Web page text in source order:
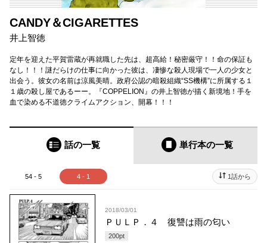
CANDY＆CIGARETTES
井上智徳
定年を迎えた平賀雷蔵が再就職した先は、超高給！秘密厳守！！命の保証も
なし！！！謎だらけの仕事に向かった彼は、凄惨な殺人現場で一人の少女と
出会う。彼女の名前は涼風美晴。政府公認の暗殺組織“SS機構”に所属する１
１歳の殺し屋であるーー。『COPPELION』の井上智徳が描く新境地！手を
血で染める不道徳クライムアクション、開幕！！！
話の一覧 単行本の一覧
54 - 5 4 - 1 1話から
2018/03/01
ＰＵＬＰ．４ 復讐は雨の匂い
200pt